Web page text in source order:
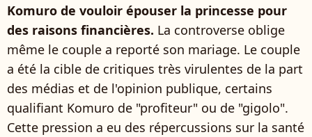
Komuro de vouloir épouser la princesse pour
des raisons financières. La controverse oblige
même le couple a reporté son mariage. Le couple
a été la cible de critiques très virulentes de la part
des médias et de l'opinion publique, certains
qualifiant Komuro de "profiteur" ou de "gigolo".
Cette pression a eu des répercussions sur la santé